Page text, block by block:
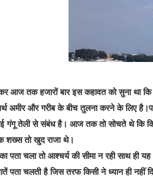
आज तक हजारों बार इस कहावत को सुना था कि
अमीर और गरीब के बीच तुलना करने के लिए
गंगू तेली से संबंध है। आज तक तो सोचते थे कि
शख्स तो खुद राजा थे।
पता चला तो आश्चर्य की सीमा न रही साथ ही
पता चलती है जिस तरफ किसी ने ध्यान ही